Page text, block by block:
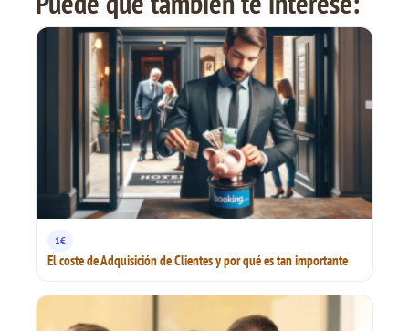
1€
El coste de Adquisición de Clientes y por qué es tan importante